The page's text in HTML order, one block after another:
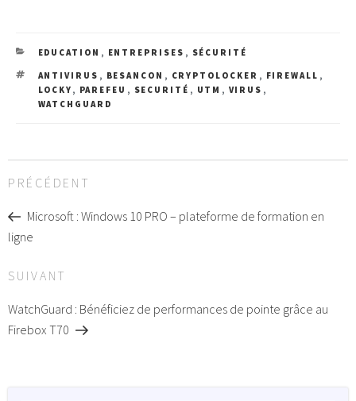
CATEGORIES
EDUCATION , ENTREPRISES , SÉCURITÉ
TAGS
ANTIVIRUS , BESANCON , CRYPTOLOCKER , FIREWALL ,
LOCKY , PAREFEU , SECURITÉ , UTM , VIRUS ,
WATCHGUARD
de
l’article
Article
PRÉCÉDENT
Microsoft : Windows 10 PRO – plateforme de formation en
ligne
Article
SUIVANT
WatchGuard : Bénéficiez de performances de pointe grâce au
Firebox T70